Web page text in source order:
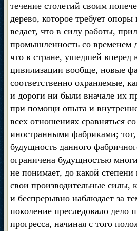
течение столетий своим
дерево, которое требует опоры
ведает, что в силу работы,
промышленность со временем
что в стране, ушедшей вперед
цивилизации вообще, новые
соответственно охраняемые,
и дороги ни были вначале их
при помощи опыта и
всех отношениях сравняться
иностранными фабриками; тот,
будущность данного
ограничена будущностью
не понимает, до какой
свои производительные силы,
и беспрерывно наблюдает за
поколение преследовало дело
прогресса, начиная с того